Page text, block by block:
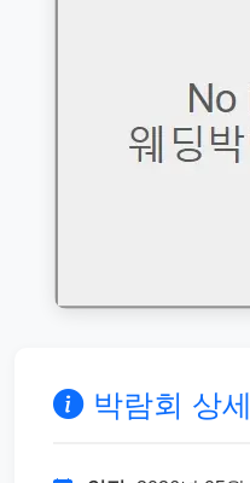
박람회 상